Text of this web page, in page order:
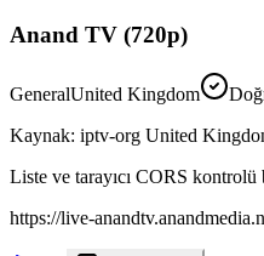
Anand TV (720p)
GeneralUnited Kingdom
Kaynak: iptv-org United
Liste ve tarayıcı CORS kontrolü
https://live-